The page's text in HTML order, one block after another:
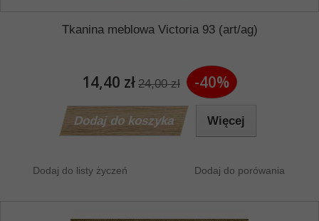
Tkanina meblowa Victoria 93 (art/ag)
14,40 zł 24,00 zł -40%
Dodaj do koszyka Więcej
Dodaj do listy życzeń Dodaj do porówania